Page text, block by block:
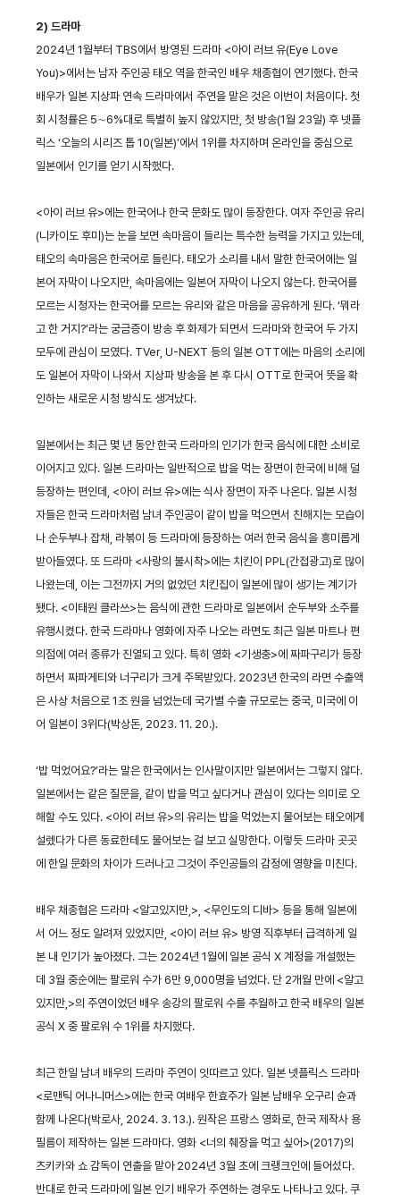
2) 드라마
2024년 1월부터 TBS에서 방영된 드라마 <아이 러브 유(Eye Love
You)>에서는 남자 주인공 태오 역을 한국인 배우 채종협이 연기했다. 한국
배우가 일본 지상파 연속 드라마에서 주연을 맡은 것은 이번이 처음이다. 첫
회 시청률은 5∼6%대로 특별히 높지 않았지만, 첫 방송(1월 23일) 후 넷플
릭스 ‘오늘의 시리즈 톱 10(일본)’에서 1위를 차지하며 온라인을 중심으로
일본에서 인기를 얻기 시작했다.
<아이 러브 유>에는 한국어나 한국 문화도 많이 등장한다. 여자 주인공 유리
(니카이도 후미)는 눈을 보면 속마음이 들리는 특수한 능력을 가지고 있는데,
태오의 속마음은 한국어로 들린다. 태오가 소리를 내서 말한 한국어에는 일
본어 자막이 나오지만, 속마음에는 일본어 자막이 나오지 않는다. 한국어를
모르는 시청자는 한국어를 모르는 유리와 같은 마음을 공유하게 된다. ‘뭐라
고 한 거지?’라는 궁금증이 방송 후 화제가 되면서 드라마와 한국어 두 가지
모두에 관심이 모였다. TVer, U-NEXT 등의 일본 OTT에는 마음의 소리에
도 일본어 자막이 나와서 지상파 방송을 본 후 다시 OTT로 한국어 뜻을 확
인하는 새로운 시청 방식도 생겨났다.
일본에서는 최근 몇 년 동안 한국 드라마의 인기가 한국 음식에 대한 소비로
이어지고 있다. 일본 드라마는 일반적으로 밥을 먹는 장면이 한국에 비해 덜
등장하는 편인데, <아이 러브 유>에는 식사 장면이 자주 나온다. 일본 시청
자들은 한국 드라마처럼 남녀 주인공이 같이 밥을 먹으면서 친해지는 모습이
나 순두부나 잡채, 라볶이 등 드라마에 등장하는 여러 한국 음식을 흥미롭게
받아들였다. 또 드라마 <사랑의 불시착>에는 치킨이 PPL(간접광고)로 많이
나왔는데, 이는 그전까지 거의 없었던 치킨집이 일본에 많이 생기는 계기가
됐다. <이태원 클라쓰>는 음식에 관한 드라마로 일본에서 순두부와 소주를
유행시켰다. 한국 드라마나 영화에 자주 나오는 라면도 최근 일본 마트나 편
의점에 여러 종류가 진열되고 있다. 특히 영화 <기생충>에 짜파구리가 등장
하면서 짜파게티와 너구리가 크게 주목받았다. 2023년 한국의 라면 수출액
은 사상 처음으로 1조 원을 넘었는데 국가별 수출 규모로는 중국, 미국에 이
어 일본이 3위다(박상돈, 2023. 11. 20.).
‘밥 먹었어요?’라는 말은 한국에서는 인사말이지만 일본에서는 그렇지 않다.
일본에서는 같은 질문을, 같이 밥을 먹고 싶다거나 관심이 있다는 의미로 오
해할 수도 있다. <아이 러브 유>의 유리는 밥을 먹었는지 물어보는 태오에게
설렜다가 다른 동료한테도 물어보는 걸 보고 실망한다. 이렇듯 드라마 곳곳
에 한일 문화의 차이가 드러나고 그것이 주인공들의 감정에 영향을 미친다.
배우 채종협은 드라마 <알고있지만,>, <무인도의 디바> 등을 통해 일본에
서 어느 정도 알려져 있었지만, <아이 러브 유> 방영 직후부터 급격하게 일
본 내 인기가 높아졌다. 그는 2024년 1월에 일본 공식 X 계정을 개설했는
데 3월 중순에는 팔로워 수가 6만 9,000명을 넘었다. 단 2개월 만에 <알고
있지만,>의 주연이었던 배우 송강의 팔로워 수를 추월하고 한국 배우의 일본
공식 X 중 팔로워 수 1위를 차지했다.
최근 한일 남녀 배우의 드라마 주연이 잇따르고 있다. 일본 넷플릭스 드라마
<로맨틱 어나니머스>에는 한국 여배우 한효주가 일본 남배우 오구리 슌과
함께 나온다(박로사, 2024. 3. 13.). 원작은 프랑스 영화로, 한국 제작사 용
필름이 제작하는 일본 드라마다. 영화 <너의 췌장을 먹고 싶어>(2017)의
츠키카와 쇼 감독이 연출을 맡아 2024년 3월 초에 크랭크인에 들어섰다.
반대로 한국 드라마에 일본 인기 배우가 주연하는 경우도 나타나고 있다. 쿠